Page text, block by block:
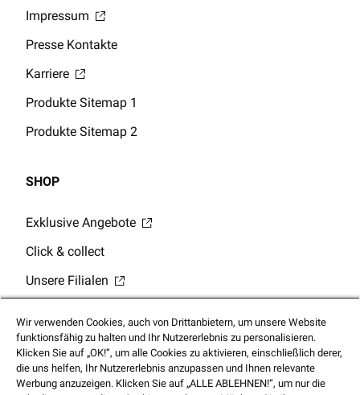
Impressum
Presse Kontakte
Karriere
Produkte Sitemap 1
Produkte Sitemap 2
SHOP
Exklusive Angebote
Click & collect
Unsere Filialen
Guthabenabfrage Geschenkkarte
Mobile App
Wir verwenden Cookies, auch von Drittanbietern, um unsere Website
funktionsfähig zu halten und Ihr Nutzererlebnis zu personalisieren.
Klicken Sie auf „OK!“, um alle Cookies zu aktivieren, einschließlich derer,
die uns helfen, Ihr Nutzererlebnis anzupassen und Ihnen relevante
Werbung anzuzeigen. Klicken Sie auf „ALLE ABLEHNEN!“, um nur die